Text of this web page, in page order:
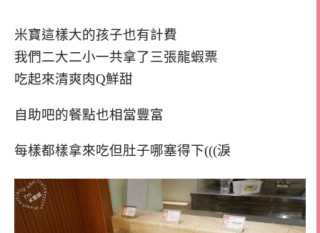
米寶這樣大的孩子也有計費
我們二大二小一共拿了三張龍蝦票
吃起來清爽肉Q鮮甜
自助吧的餐點也相當豐富
每樣都樣拿來吃但肚子哪塞得下(((淚